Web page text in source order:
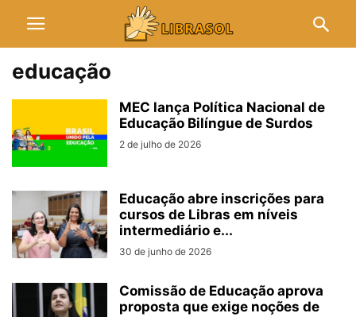
educação
MEC lança Política Nacional de
Educação Bilíngue de Surdos
2 de julho de 2026
Educação abre inscrições para
cursos de Libras em níveis
intermediário e...
30 de junho de 2026
Comissão de Educação aprova
proposta que exige noções de